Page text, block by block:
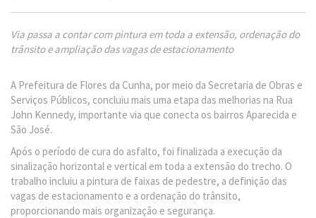
Via passa a contar com pintura em toda a extensão, ordenação do
trânsito e ampliação das vagas de estacionamento
A Prefeitura de Flores da Cunha, por meio da Secretaria de Obras e
Serviços Públicos, concluiu mais uma etapa das melhorias na Rua
John Kennedy, importante via que conecta os bairros Aparecida e
São José.
Após o período de cura do asfalto, foi finalizada a execução da
sinalização horizontal e vertical em toda a extensão do trecho. O
trabalho incluiu a pintura de faixas de pedestre, a definição das
vagas de estacionamento e a ordenação do trânsito,
proporcionando mais organização e segurança.